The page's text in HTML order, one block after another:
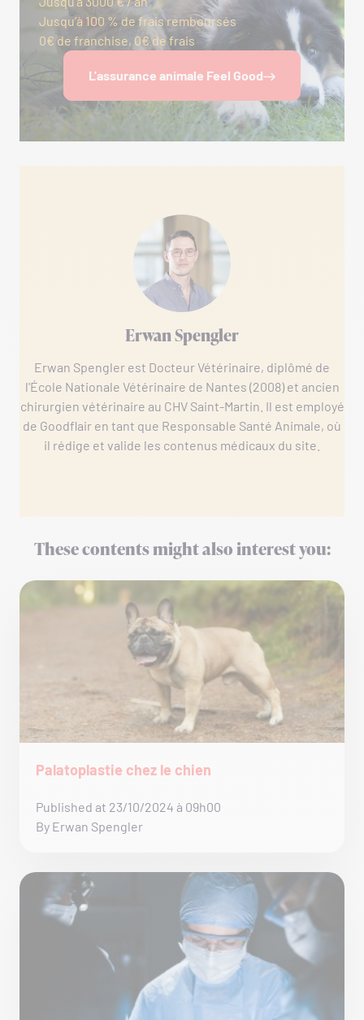
Jusqu’à 100 % de frais remboursés
0€ de franchise, 0€ de frais
L'assurance animale Feel Good
Erwan Spengler
Erwan Spengler est Docteur Vétérinaire, diplômé de
l'École Nationale Vétérinaire de Nantes (2008) et ancien
chirurgien vétérinaire au CHV Saint-Martin. Il est employé
de Goodflair en tant que Responsable Santé Animale, où
il rédige et valide les contenus médicaux du site.
These contents might also interest you:
Palatoplastie chez le chien
Published at 23/10/2024 à 09h00
By Erwan Spengler